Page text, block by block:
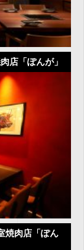
店「ぽんが」
焼肉店「ぽん